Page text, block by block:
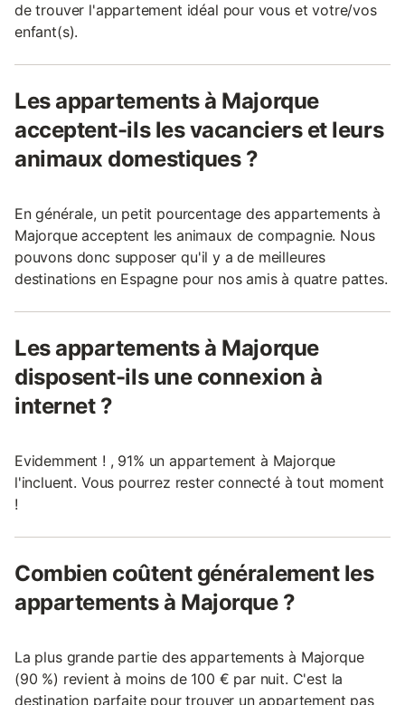
de trouver l'appartement idéal pour vous et votre/vos
enfant(s).
Les appartements à Majorque
acceptent-ils les vacanciers et leurs
animaux domestiques ?
En générale, un petit pourcentage des appartements à
Majorque acceptent les animaux de compagnie. Nous
pouvons donc supposer qu'il y a de meilleures
destinations en Espagne pour nos amis à quatre pattes.
Les appartements à Majorque
disposent-ils une connexion à
internet ?
Evidemment ! , 91% un appartement à Majorque
l'incluent. Vous pourrez rester connecté à tout moment
!
Combien coûtent généralement les
appartements à Majorque ?
La plus grande partie des appartements à Majorque
(90 %) revient à moins de 100 € par nuit. C'est la
destination parfaite pour trouver un appartement pas